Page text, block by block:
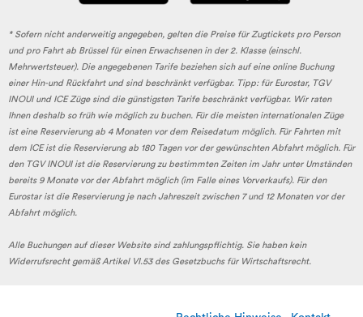
* Sofern nicht anderweitig angegeben, gelten die Preise für Zugtickets pro Person
und pro Fahrt ab Brüssel für einen Erwachsenen in der 2. Klasse (einschl.
Mehrwertsteuer). Die angegebenen Tarife beziehen sich auf eine online Buchung
einer Hin-und Rückfahrt und sind beschränkt verfügbar. Tipp: für Eurostar, TGV
INOUI und ICE Züge sind die günstigsten Tarife beschränkt verfügbar. Wir raten
Ihnen deshalb so früh wie möglich zu buchen. Für die meisten internationalen Züge
ist eine Reservierung ab 4 Monaten vor dem Reisedatum möglich. Für Fahrten mit
dem ICE ist die Reservierung ab 180 Tagen vor der gewünschten Abfahrt möglich. Für
den TGV INOUI ist die Reservierung zu bestimmten Zeiten im Jahr unter Umständen
bereits 9 Monate vor der Abfahrt möglich (im Falle eines Vorverkaufs). Für den
Eurostar ist die Reservierung je nach Jahreszeit zwischen 7 und 12 Monaten vor der
Abfahrt möglich.
Alle Buchungen auf dieser Website sind zahlungspflichtig. Sie haben kein
Widerrufsrecht gemäß Artikel VI.53 des Gesetzbuchs für Wirtschaftsrecht.